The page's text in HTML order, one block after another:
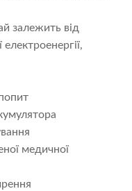
залежить від
медичної